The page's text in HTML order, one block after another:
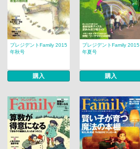
プレジデントFamily 2015
年秋号
購入
プレジデントFamily 2015
年夏号
購入